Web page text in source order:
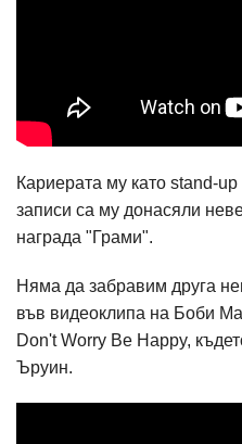
Кариерата му като stand-
записи са му донасяли
награда "Грами".
Няма да забравим друга
във видеоклипа на Боби
Don't Worry Be Happy,
Ъруин.